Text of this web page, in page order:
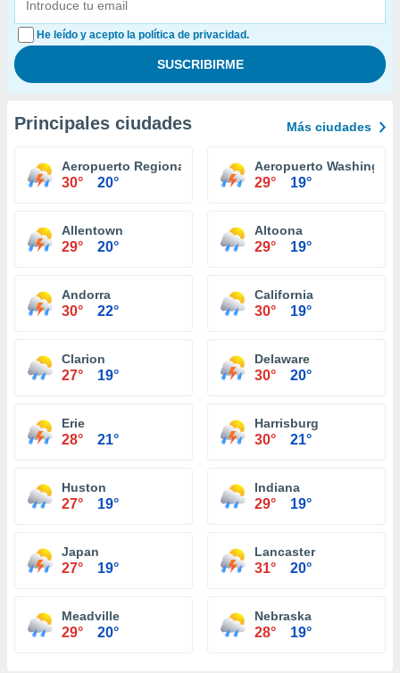
He leído y acepto la política de privacidad.
Principales ciudades Más ciudades
Aeropuerto Regional Williamsport
30° 20°
Aeropuerto Washington
29° 19°
Allentown
29° 20°
Altoona
29° 19°
Andorra
30° 22°
California
30° 19°
Clarion
27° 19°
Delaware
30° 20°
Erie
28° 21°
Harrisburg
30° 21°
Huston
27° 19°
Indiana
29° 19°
Japan
27° 19°
Lancaster
31° 20°
Meadville
29° 20°
Nebraska
28° 19°